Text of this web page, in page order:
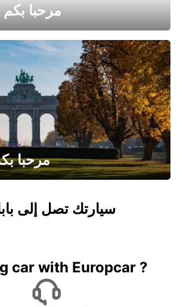
مرحبا بكم
مرحبا
سيارتك تصل إلى
car with Europcar ?